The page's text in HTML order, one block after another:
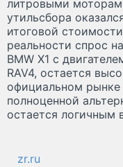
литровыми
утильсбора
итоговой
реальности спрос
BMW X1 с
RAV4, остается
официальном рынке
полноценной
остается логичным
zr.ru